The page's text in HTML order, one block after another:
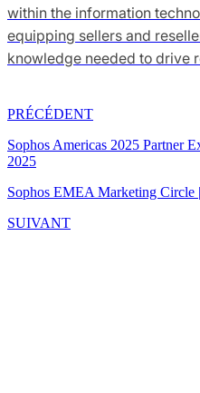
within the information
equipping sellers and
knowledge needed to drive
PRÉCÉDENT
Sophos Americas 2025 Partner
2025
Sophos EMEA Marketing Circle
SUIVANT